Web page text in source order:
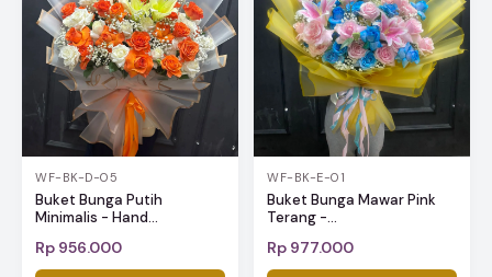
WF-BK-D-05
Buket Bunga Putih
Minimalis - Hand...
Rp 956.000
WF-BK-E-01
Buket Bunga Mawar Pink
Terang -...
Rp 977.000